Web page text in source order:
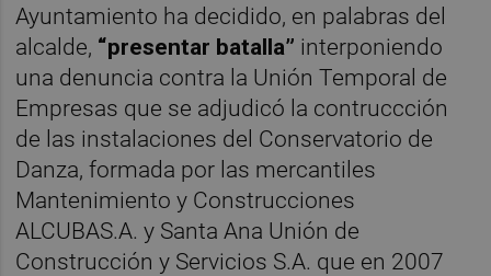
Ayuntamiento ha decidido, en palabras del
alcalde, “presentar batalla” interponiendo
una denuncia contra la Unión Temporal de
Empresas que se adjudicó la contruccción
de las instalaciones del Conservatorio de
Danza, formada por las mercantiles
Mantenimiento y Construcciones
ALCUBAS.A. y Santa Ana Unión de
Construcción y Servicios S.A. que en 2007